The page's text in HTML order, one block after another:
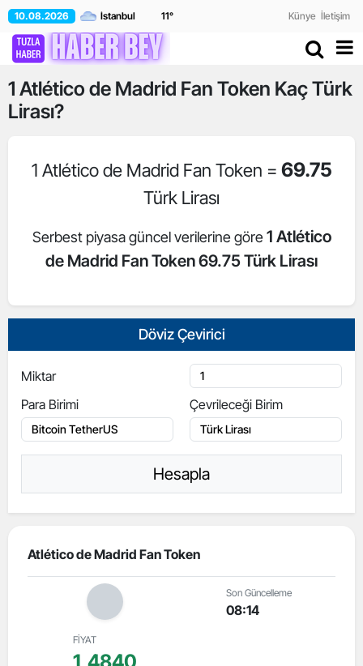
10.08.2026 11° Künye İletişim
1 Atlético de Madrid Fan Token Kaç Türk
Lirası?
1 Atlético de Madrid Fan Token = 69.75
Türk Lirası
Serbest piyasa güncel verilerine göre 1 Atlético
de Madrid Fan Token 69.75 Türk Lirası
Döviz Çevirici
Miktar
Para Birimi
Çevrileceği Birim
Hesapla
Atlético de Madrid Fan Token
Son Güncelleme
08:14
FİYAT